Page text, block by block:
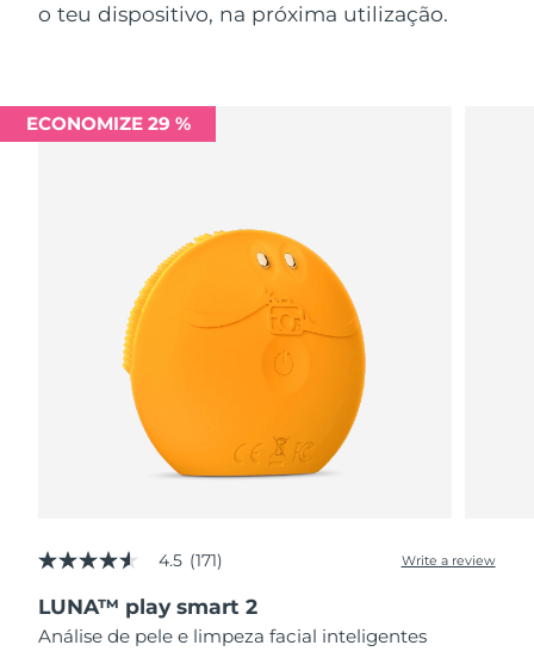
o teu dispositivo, na próxima utilização.
ECONOMIZE 29 %
4.5
of
5
stars,
4.5 (171) Write a review
LUNA™ play smart 2
Análise de pele e limpeza facial inteligentes